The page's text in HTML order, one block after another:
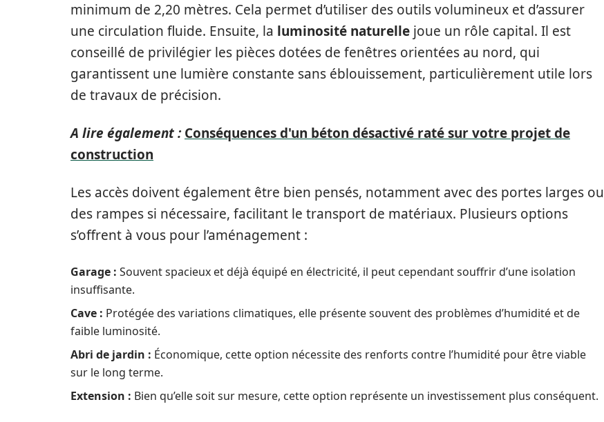
minimum de 2,20 mètres. Cela permet d’utiliser des outils volumineux et d’assurer
une circulation fluide. Ensuite, la luminosité naturelle joue un rôle capital. Il est
conseillé de privilégier les pièces dotées de fenêtres orientées au nord, qui
garantissent une lumière constante sans éblouissement, particulièrement utile lors
de travaux de précision.
A lire également : Conséquences d'un béton désactivé raté sur votre projet de
construction
Les accès doivent également être bien pensés, notamment avec des portes larges ou
des rampes si nécessaire, facilitant le transport de matériaux. Plusieurs options
s’offrent à vous pour l’aménagement :
Garage : Souvent spacieux et déjà équipé en électricité, il peut cependant souffrir d’une isolation
insuffisante.
Cave : Protégée des variations climatiques, elle présente souvent des problèmes d’humidité et de
faible luminosité.
Abri de jardin : Économique, cette option nécessite des renforts contre l’humidité pour être viable
sur le long terme.
Extension : Bien qu’elle soit sur mesure, cette option représente un investissement plus conséquent.